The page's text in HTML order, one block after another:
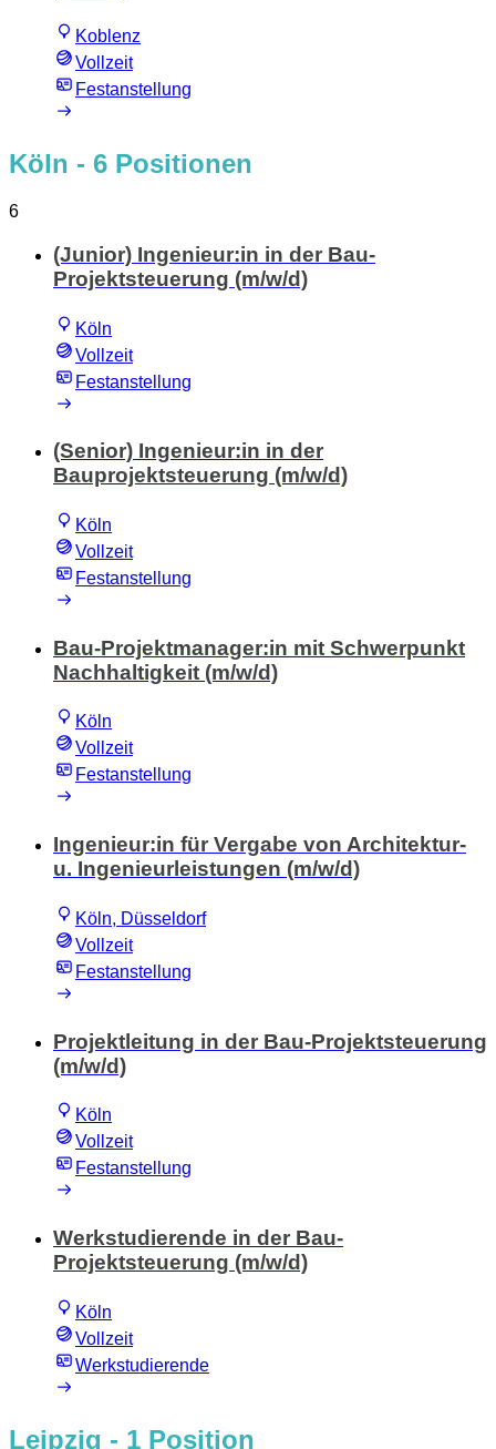
Koblenz
Vollzeit
Festanstellung
Köln - 6 Positionen
6
(Junior) Ingenieur:in in der Bau-
Projektsteuerung (m/w/d)
Köln
Vollzeit
Festanstellung
(Senior) Ingenieur:in in der
Bauprojektsteuerung (m/w/d)
Köln
Vollzeit
Festanstellung
Bau-Projektmanager:in mit Schwerpunkt
Nachhaltigkeit (m/w/d)
Köln
Vollzeit
Festanstellung
Ingenieur:in für Vergabe von Architektur-
u. Ingenieurleistungen (m/w/d)
Köln, Düsseldorf
Vollzeit
Festanstellung
Projektleitung in der Bau-Projektsteuerung
(m/w/d)
Köln
Vollzeit
Festanstellung
Werkstudierende in der Bau-
Projektsteuerung (m/w/d)
Köln
Vollzeit
Werkstudierende
Leipzig - 1 Position